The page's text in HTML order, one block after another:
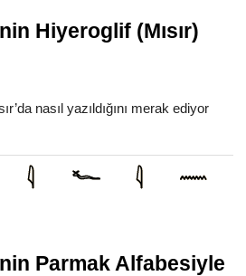
Hiyeroglif (Mısır)
nasıl yazıldığını merak ediyor
Parmak Alfabesiyle